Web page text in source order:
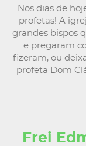
Nos dias de
profetas! A
grandes bispos
e pregaram
fizeram, ou
profeta Dom
Frei